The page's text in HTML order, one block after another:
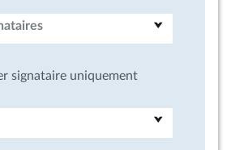
signataire uniquement